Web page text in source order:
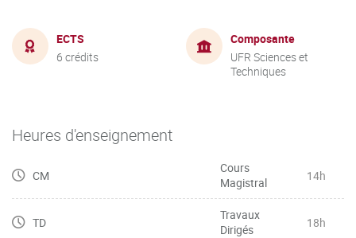
ECTS
6 crédits
Composante
UFR Sciences et
Techniques
Heures d'enseignement
CM
Cours
Magistral
14h
TD
Travaux
Dirigés
18h